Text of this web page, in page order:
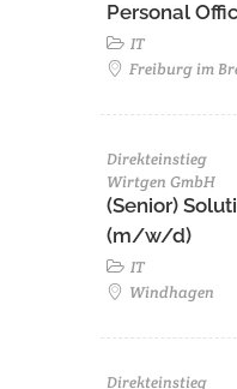
Personal
IT
Freiburg im
Direkteinstieg
Wirtgen GmbH
(Senior)
(m/w/d)
IT
Windhagen
Direkteinstieg